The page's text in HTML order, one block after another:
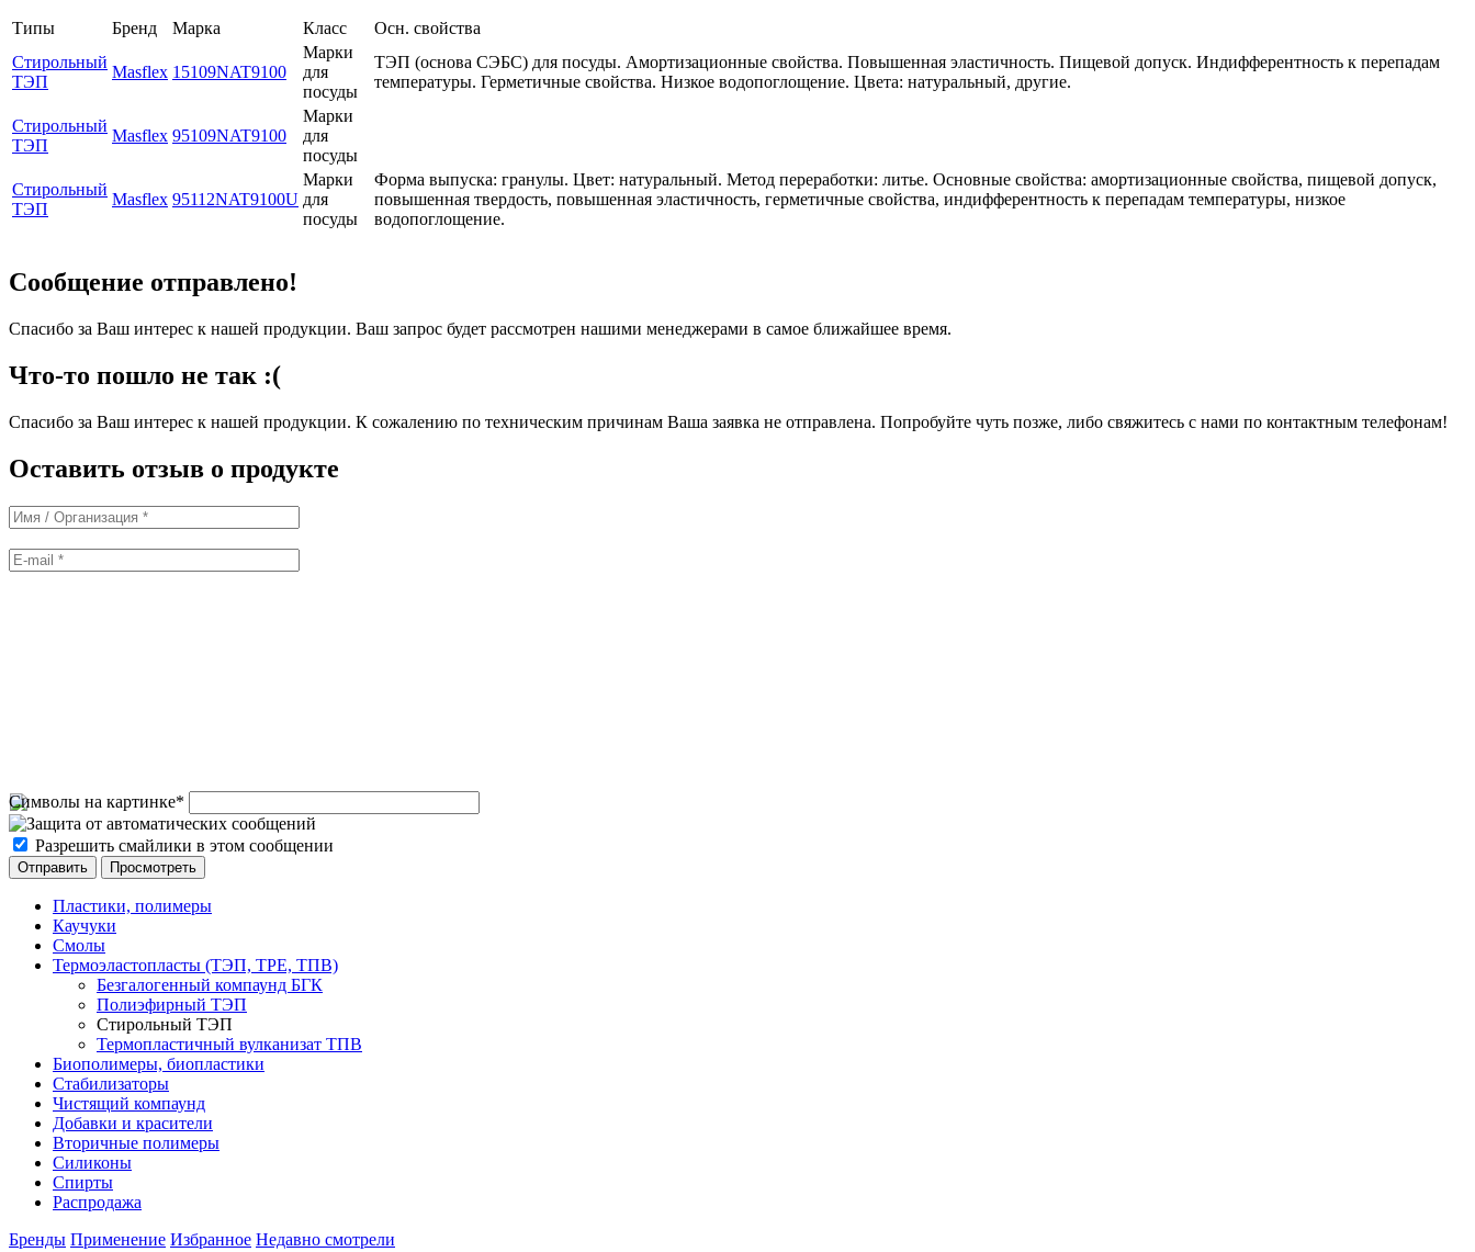
Типы Бренд Марка Класс
Осн. свойства
Стирольный
ТЭП
Masflex 15109NAT9100
Марки
для
посуды
ТЭП (основа СЭБС) для посуды. Амортизационные свойства. Повышенная эластичность. Пищевой допуск. Индифферентность к перепадам
температуры. Герметичные свойства. Низкое водопоглощение. Цвета: натуральный, другие.
Стирольный
ТЭП
Masflex 95109NAT9100
Марки
для
посуды
Стирольный
ТЭП
Masflex 95112NAT9100U
Марки
для
посуды
Форма выпуска: гранулы. Цвет: натуральный. Метод переработки: литье. Основные свойства: амортизационные свойства, пищевой допуск,
повышенная твердость, повышенная эластичность, герметичные свойства, индифферентность к перепадам температуры, низкое
водопоглощение.
Сообщение отправлено!
Спасибо за Ваш интерес к нашей продукции. Ваш запрос будет рассмотрен нашими менеджерами в самое ближайшее время.
Что-то пошло не так :(
Спасибо за Ваш интерес к нашей продукции. К сожалению по техническим причинам Ваша заявка не отправлена. Попробуйте чуть позже, либо свяжитесь с нами по контактным телефонам!
Оставить отзыв о продукте
Символы на картинке*
Разрешить смайлики в этом сообщении
Пластики, полимеры
Каучуки
Смолы
Термоэластопласты (ТЭП, TPE, ТПВ)
Безгалогенный компаунд БГК
Полиэфирный ТЭП
Стирольный ТЭП
Термопластичный вулканизат ТПВ
Биополимеры, биопластики
Стабилизаторы
Чистящий компаунд
Добавки и красители
Вторичные полимеры
Силиконы
Спирты
Распродажа
Бренды Применение Избранное Недавно смотрели